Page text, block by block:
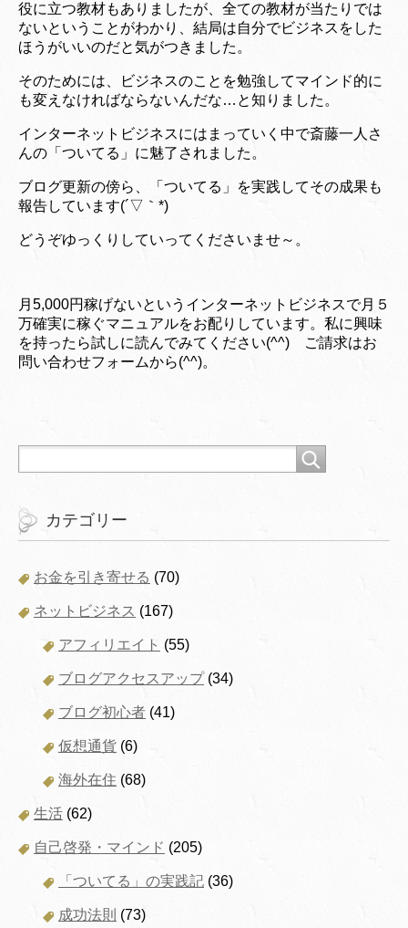
役に立つ教材もありましたが、全ての教材が当たりでは
ないということがわかり、結局は自分でビジネスをした
ほうがいいのだと気がつきました。
そのためには、ビジネスのことを勉強してマインド的に
も変えなければならないんだな…と知りました。
インターネットビジネスにはまっていく中で斎藤一人さ
んの「ついてる」に魅了されました。
ブログ更新の傍ら、「ついてる」を実践してその成果も
報告しています(´▽｀*)
どうぞゆっくりしていってくださいませ～。
月5,000円稼げないというインターネットビジネスで月５
万確実に稼ぐマニュアルをお配りしています。私に興味
を持ったら試しに読んでみてください(^^) ご請求はお
問い合わせフォームから(^^)。
カテゴリー
お金を引き寄せる (70)
ネットビジネス (167)
アフィリエイト (55)
ブログアクセスアップ(34)
ブログ初心者 (41)
仮想通貨 (6)
海外在住 (68)
生活 (62)
自己啓発・マインド (205)
「ついてる」の実践記 (36)
成功法則 (73)